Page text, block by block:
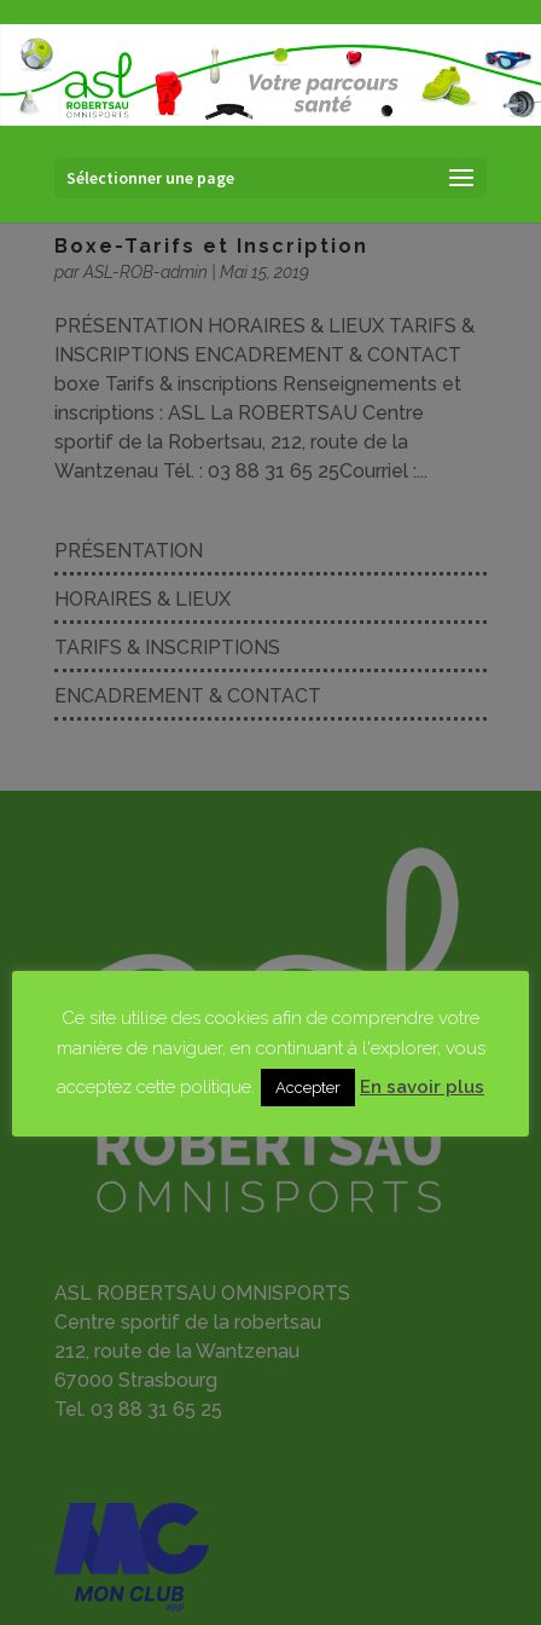
Sélectionner une page
Boxe-Tarifs et Inscription
parASL-ROB-admin Mai 15, 2019
PRÉSENTATION HORAIRES & LIEUX TARIFS &
INSCRIPTIONS ENCADREMENT & CONTACT
boxe Tarifs & inscriptions Renseignements et
inscriptions : ASL La ROBERTSAU Centre
sportif de la Robertsau, 212, route de la
Wantzenau Tél. : 03 88 31 65 25Courriel :...
PRÉSENTATION
HORAIRES & LIEUX
TARIFS & INSCRIPTIONS
ENCADREMENT & CONTACT
ASL ROBERTSAU OMNISPORTS
Centre sportif de la robertsau
212, route de la Wantzenau
67000 Strasbourg
Tel. 03 88 31 65 25
Ce site utilise des cookies afin de comprendre votre
manière de naviguer, en continuant à l'explorer, vous
acceptez cette politique.
Accepter En savoir plus